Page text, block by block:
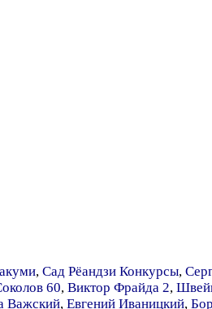
, Сад Рёандзи Конкурсы,
60, Виктор Фрайда 2,
Важский, Евгений Иваницкий,